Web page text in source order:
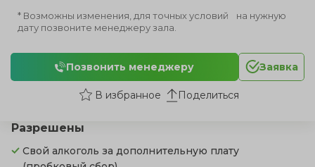
Разрешены
Свой алкоголь за дополнительную плату
* Возможны изменения, для точных условий на нужную
дату позвоните менеджеру зала.
Позвонить менеджеру Заявка
Поделиться